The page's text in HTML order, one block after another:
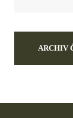
ARCHIV